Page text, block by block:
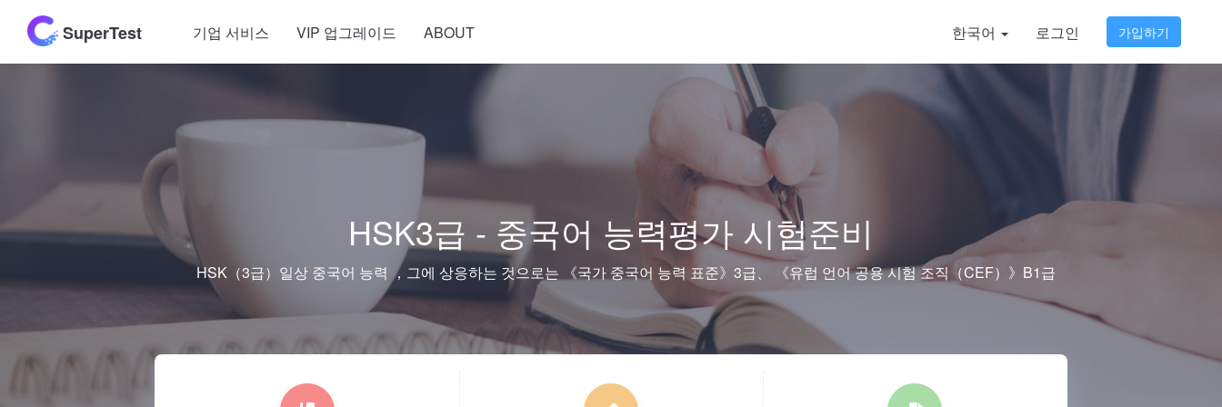
SuperTest 기업 서비스 VIP 업그레이드 ABOUT 한국어 로그인 가입하기
HSK3급 - 중국어 능력평가 시험준비
HSK（3급）일상 중국어 능력 ，그에 상응하는 것으로는 《국가 중국어 능력 표준》3급、 《유럽 언어 공용 시험 조직（CEF）》B1급